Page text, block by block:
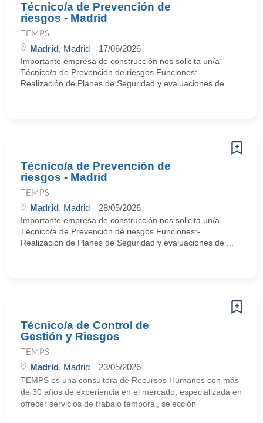
Técnico/a de Prevención de
riesgos - Madrid
TEMPS
Madrid, Madrid 17/06/2026
Importante empresa de construcción nos solicita un/a
Técnico/a de Prevención de riesgos.Funciones:-
Realización de Planes de Seguridad y evaluaciones de ...
Técnico/a de Prevención de
riesgos - Madrid
TEMPS
Madrid, Madrid 28/05/2026
Importante empresa de construcción nos solicita un/a
Técnico/a de Prevención de riesgos.Funciones:-
Realización de Planes de Seguridad y evaluaciones de ...
Técnico/a de Control de
Gestión y Riesgos
TEMPS
Madrid, Madrid 23/05/2026
TEMPS es una consultora de Recursos Humanos con más
de 30 años de experiencia en el mercado, especializada en
ofrecer servicios de trabajo temporal, selección